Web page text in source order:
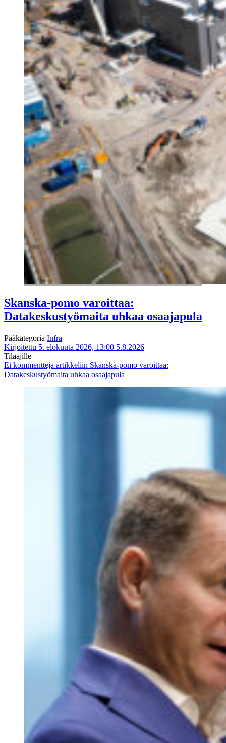
Skanska-pomo varoittaa:
Datakeskustyömaita uhkaa osaajapula
Pääkategoria Infra
Kirjoitettu 5. elokuuta 2026, 13:00 5.8.2026
Tilaajille
Ei kommentteja artikkeliin Skanska-pomo varoittaa:
Datakeskustyömaita uhkaa osaajapula